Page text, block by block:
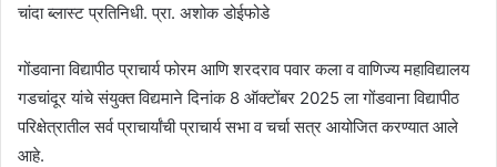
चांदा ब्लास्ट प्रतिनिधी. प्रा. अशोक डोईफोडे
गोंडवाना विद्यापीठ प्राचार्य फोरम आणि शरदराव पवार कला व वाणिज्य महाविद्यालय
गडचांदूर यांचे संयुक्त विद्यमाने दिनांक 8 ऑक्टोंबर 2025 ला गोंडवाना विद्यापीठ
परिक्षेत्रातील सर्व प्राचार्यांची प्राचार्य सभा व चर्चा सत्र आयोजित करण्यात आले
आहे.